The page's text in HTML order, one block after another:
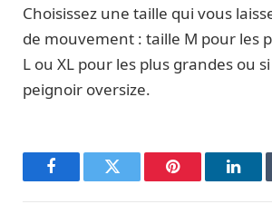
Choisissez une taille qui vous
de mouvement : taille M pour les
L ou XL pour les plus grandes ou
peignoir oversize.
FacebookTwitter Pinterest